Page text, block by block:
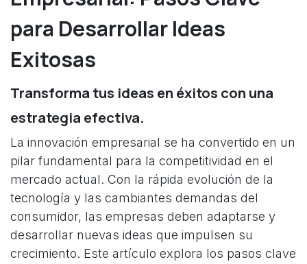
para Desarrollar Ideas
Exitosas
Transforma tus ideas en éxitos con una
estrategia efectiva.
La innovación empresarial se ha convertido en un
pilar fundamental para la competitividad en el
mercado actual. Con la rápida evolución de la
tecnología y las cambiantes demandas del
consumidor, las empresas deben adaptarse y
desarrollar nuevas ideas que impulsen su
crecimiento. Este artículo explora los pasos clave